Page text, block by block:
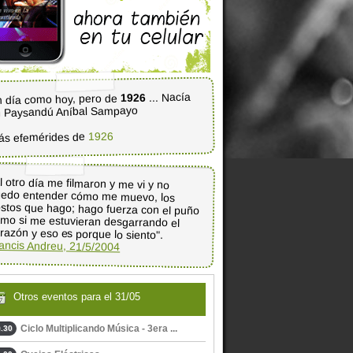
día como hoy, pero de 1926 ... Nacía
Paysandú Aníbal Sampayo
efemérides de 1926
otro día me filmaron y me vi y no
entender cómo me muevo, los
que hago; hago fuerza con el puño
si me estuvieran desgarrando el
y eso es porque lo siento".
Andreu, 21/5/2004
Otros eventos para el 31/05
Ciclo Multiplicando Música - 3era ...